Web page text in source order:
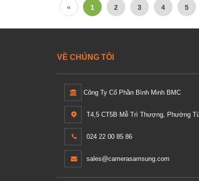
« 1 2 3 4 5
VỀ CHÚNG TÔI
Công Ty Cổ Phần Bình Minh BMC
T4,5 CT5B Mễ Trì Thượng, Phường
024 22 00 85 86
sales@camerasamsung.com